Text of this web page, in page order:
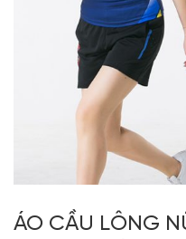
ÁO CẦU LÔNG